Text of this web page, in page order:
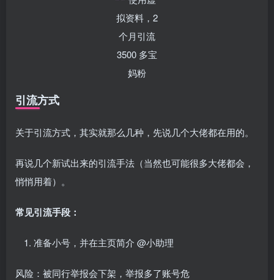
引流方式
关于引流方式，其实就那么几种，先说几个大佬都在用的。
再说几个新试出来的引流手法（当然也可能很多大佬都会，
悄悄用着）。
常见引流手段：
准备小号，并在主页简介 @小助理
风险：被同行举报会下架，举报多了账号危